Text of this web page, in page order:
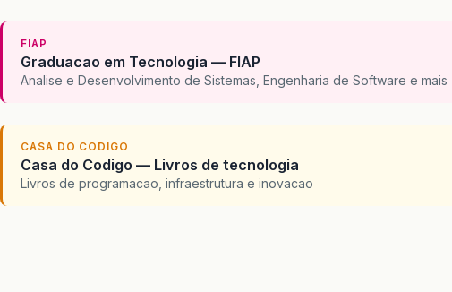
FIAP
Graduacao em Tecnologia — FIAP
Analise e Desenvolvimento de Sistemas, Engenharia de Software e mais
CASA DO CODIGO
Casa do Codigo — Livros de tecnologia
Livros de programacao, infraestrutura e inovacao